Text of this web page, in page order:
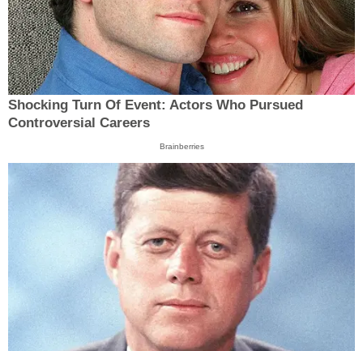
Shocking Turn Of Event: Actors Who Pursued
Controversial Careers
Brainberries